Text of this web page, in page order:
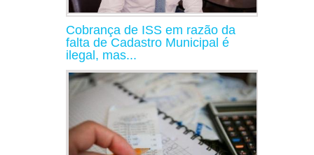
Cobrança de ISS em razão da
falta de Cadastro Municipal é
ilegal, mas...